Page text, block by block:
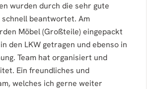
wurden durch die sehr gute
beantwortet. Am
Möbel (Großteile) eingepackt
den LKW getragen und ebenso in
Team hat organisiert und
Ein freundliches und
welches ich gerne weiter